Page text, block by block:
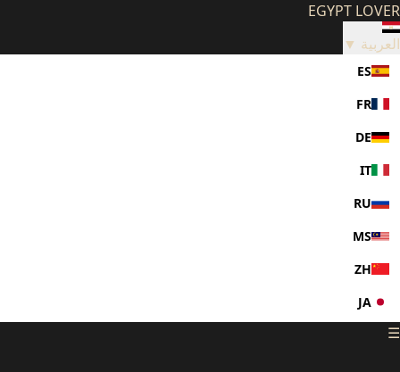
EGYPT LOVER
العربية ▼
ES
FR
DE
IT
RU
MS
ZH
JA
☰